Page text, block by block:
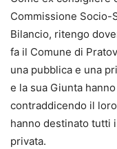
Commissione Socio-
Bilancio, ritengo
fa il Comune di
una pubblica e una
e la sua Giunta
contraddicendo il
hanno destinato tutti
privata.